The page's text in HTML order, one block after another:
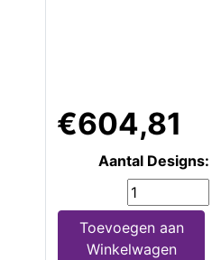
€604,81
Aantal Designs:
Toevoegen aan
Winkelwagen